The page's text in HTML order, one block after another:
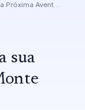
Itinerário Completo para sua Próxima Aventura em Monte Verde
sua